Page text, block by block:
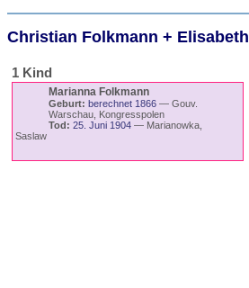
Christian Folkmann + Elisabeth
1 Kind
Marianna Folkmann
Geburt: berechnet 1866 — Gouv.
Warschau, Kongresspolen
Tod: 25. Juni 1904 — Marianowka,
Saslaw